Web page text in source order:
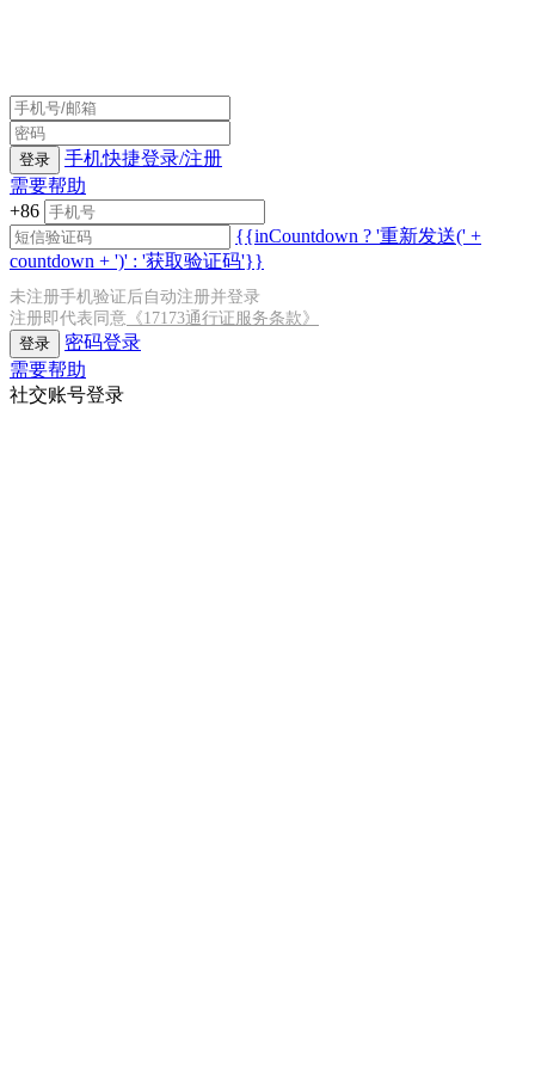
登录
手机快捷登录/注册
需要帮助
+86
{{inCountdown ? '重新发送(' +
countdown + ')' : '获取验证码'}}
未注册手机验证后自动注册并登录
注册即代表同意 《17173通行证服务条款》
登录
密码登录
需要帮助
社交账号登录